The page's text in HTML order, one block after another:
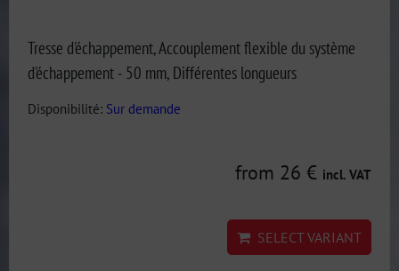
Tresse d'échappement, Accouplement flexible du système
d'échappement - 50 mm, Différentes longueurs
Disponibilité: Sur demande
from 26 € incl. VAT
SELECT VARIANT